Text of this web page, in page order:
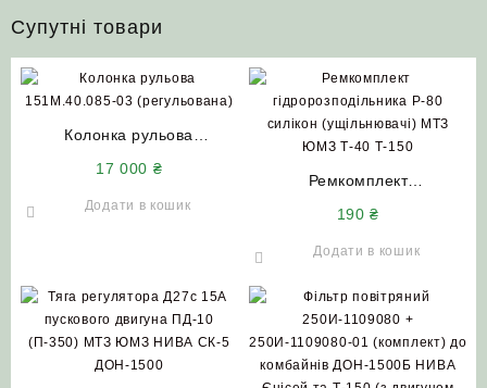
Супутні товари
Колонка рульова
Т-17021 Т-17221
17 000 ₴
Додати в кошик
Ремкомплект
ЮМЗ Т-40 Т-150
190₴
Додати в кошик